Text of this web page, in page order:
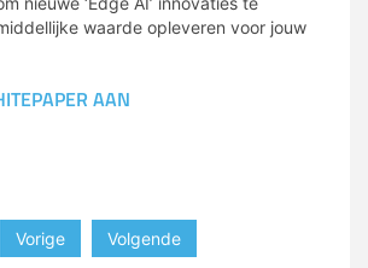
waarde opleveren voor jouw
AAN
Vorige Volgende